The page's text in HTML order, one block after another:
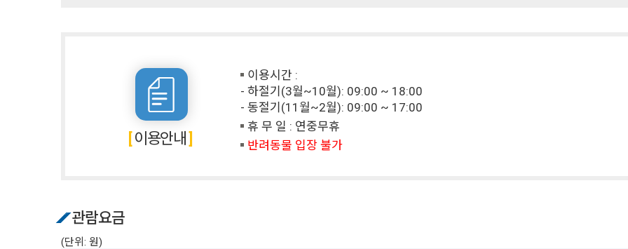
이용안내
이용시간 :
- 하절기(3월~10월): 09:00 ~ 18:00
- 동절기(11월~2월): 09:00 ~ 17:00
휴 무 일 : 연중무휴
반려동물 입장 불가
관람요금
(단위: 원)